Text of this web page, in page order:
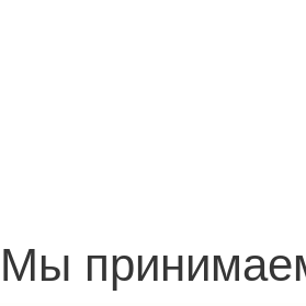
Мы